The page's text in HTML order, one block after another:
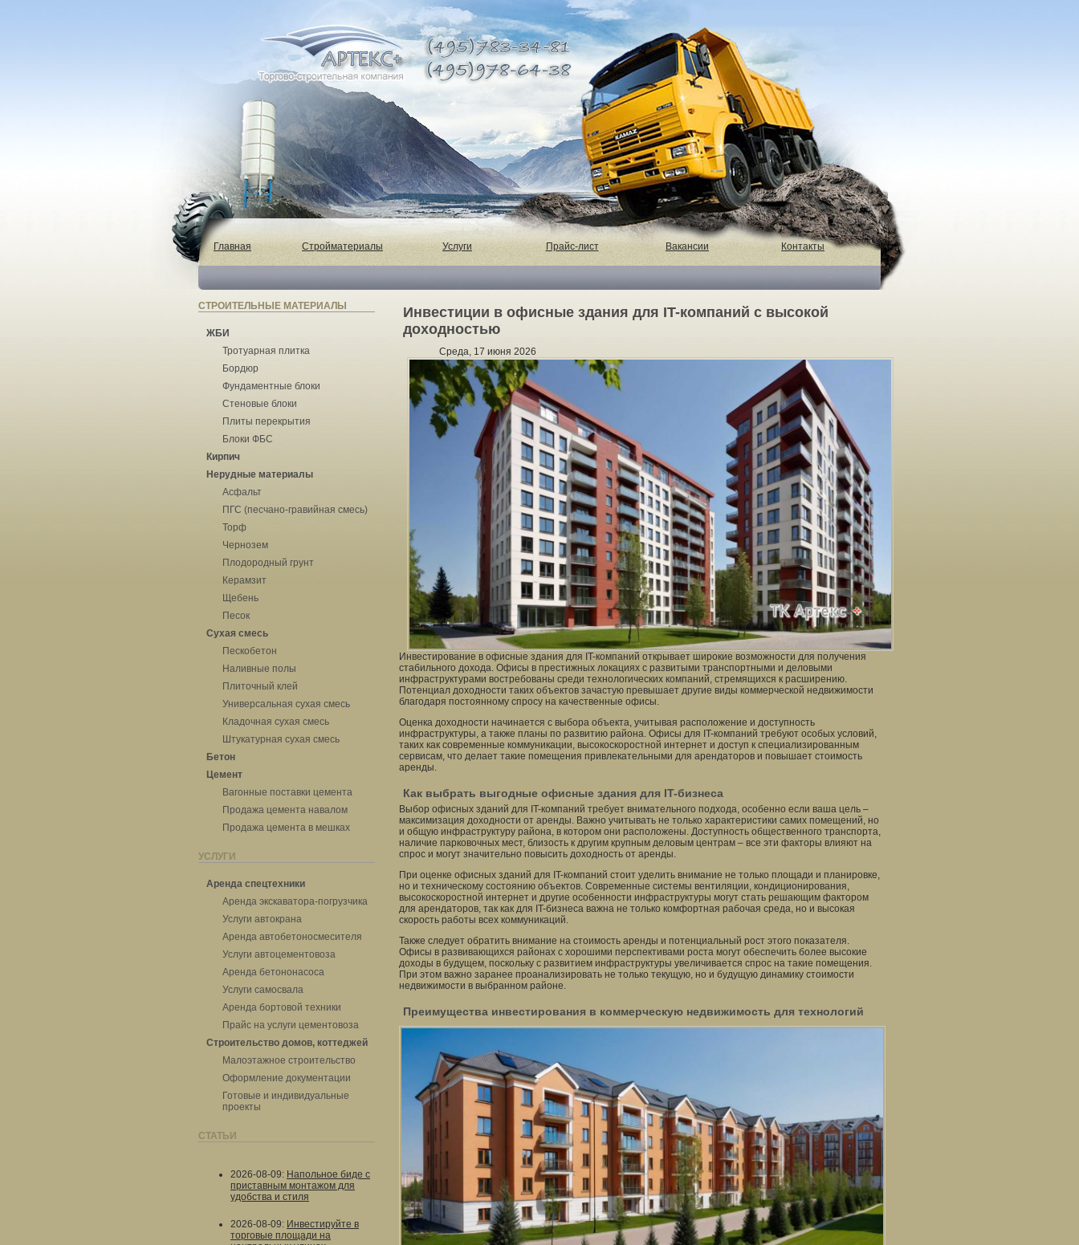
Главная Стройматериалы Услуги Прайс-лист Вакансии Контакты
СТРОИТЕЛЬНЫЕ МАТЕРИАЛЫ
ЖБИ
Тротуарная плитка
Бордюр
Фундаментные блоки
Стеновые блоки
Плиты перекрытия
Блоки ФБС
Кирпич
Нерудные материалы
Асфальт
ПГС (песчано-гравийная смесь)
Торф
Чернозем
Плодородный грунт
Керамзит
Щебень
Песок
Сухая смесь
Пескобетон
Наливные полы
Плиточный клей
Универсальная сухая смесь
Кладочная сухая смесь
Штукатурная сухая смесь
Бетон
Цемент
Вагонные поставки цемента
Продажа цемента навалом
Продажа цемента в мешках
УСЛУГИ
Аренда спецтехники
Аренда экскаватора-погрузчика
Услуги автокрана
Аренда автобетоносмесителя
Услуги автоцементовоза
Аренда бетононасоса
Услуги самосвала
Аренда бортовой техники
Прайс на услуги цементовоза
Строительство домов, коттеджей
Малоэтажное строительство
Оформление документации
Готовые и индивидуальные
проекты
СТАТЬИ
2026-08-09: Напольное биде с
приставным монтажом для
удобства и стиля
2026-08-09: Инвестируйте в
торговые площади на
Инвестиции в офисные здания для IT-компаний с высокой
доходностью
Среда, 17 июня 2026
Инвестирование в офисные здания для IT-компаний открывает широкие возможности для получения
стабильного дохода. Офисы в престижных локациях с развитыми транспортными и деловыми
инфраструктурами востребованы среди технологических компаний, стремящихся к расширению.
Потенциал доходности таких объектов зачастую превышает другие виды коммерческой недвижимости
благодаря постоянному спросу на качественные офисы.
Оценка доходности начинается с выбора объекта, учитывая расположение и доступность
инфраструктуры, а также планы по развитию района. Офисы для IT-компаний требуют особых условий,
таких как современные коммуникации, высокоскоростной интернет и доступ к специализированным
сервисам, что делает такие помещения привлекательными для арендаторов и повышает стоимость
аренды.
Как выбрать выгодные офисные здания для IT-бизнеса
Выбор офисных зданий для IT-компаний требует внимательного подхода, особенно если ваша цель –
максимизация доходности от аренды. Важно учитывать не только характеристики самих помещений, но
и общую инфраструктуру района, в котором они расположены. Доступность общественного транспорта,
наличие парковочных мест, близость к другим крупным деловым центрам – все эти факторы влияют на
спрос и могут значительно повысить доходность от аренды.
При оценке офисных зданий для IT-компаний стоит уделить внимание не только площади и планировке,
но и техническому состоянию объектов. Современные системы вентиляции, кондиционирования,
высокоскоростной интернет и другие особенности инфраструктуры могут стать решающим фактором
для арендаторов, так как для IT-бизнеса важна не только комфортная рабочая среда, но и высокая
скорость работы всех коммуникаций.
Также следует обратить внимание на стоимость аренды и потенциальный рост этого показателя.
Офисы в развивающихся районах с хорошими перспективами роста могут обеспечить более высокие
доходы в будущем, поскольку с развитием инфраструктуры увеличивается спрос на такие помещения.
При этом важно заранее проанализировать не только текущую, но и будущую динамику стоимости
недвижимости в выбранном районе.
Преимущества инвестирования в коммерческую недвижимость для технологий